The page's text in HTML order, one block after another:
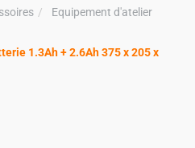
Equipement d'atelier
1.3Ah + 2.6Ah 375 x 205 x